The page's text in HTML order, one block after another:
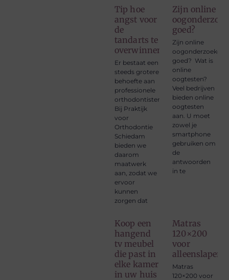
Tip hoe
angst voor
de
tandarts te
overwinnen
Er bestaat een
steeds grotere
behoefte aan
professionele
orthodontisten.
Bij Praktijk
voor
Orthodontie
Schiedam
bieden we
daarom
maatwerk
aan, zodat we
ervoor
kunnen
zorgen dat
Zijn online
goed?
Zijn online
oogonderzoeken
goed? Wat is
online
oogtesten?
Veel bedrijven
bieden online
oogtesten
aan. U moet
zowel je
smartphone
gebruiken om
de
antwoorden
in te
Koop een
hangend
tv meubel
die past in
elke kamer
in uw huis
Matras
120×200
voor
alleenslapers
Matras
120×200 voor